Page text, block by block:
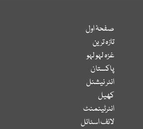
صفحۂ اول
تازہ ترین
غزہ لہو لہو
پاکستان
انٹر نیشنل
کھیل
انٹرٹینمنٹ
لائف اسٹائل